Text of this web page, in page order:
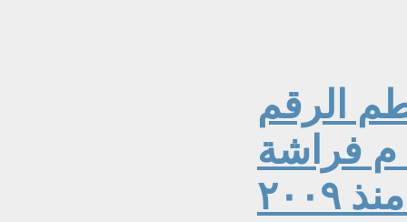
الرقم
القياسي للسباحة ٢٠٠ م فراشة